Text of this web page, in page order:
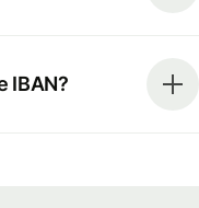
IBAN?